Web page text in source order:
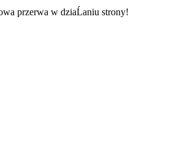
przerwa w dziaĹaniu strony!